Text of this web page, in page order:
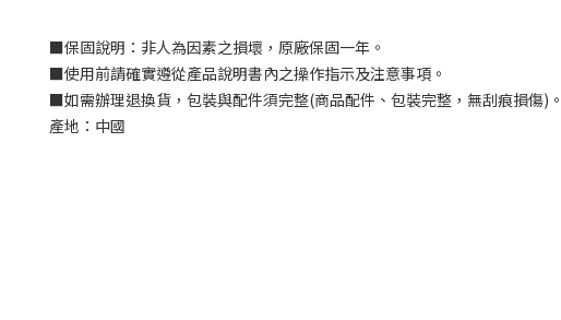
■保固說明：非人為因素之損壞，原廠保固一年。
■使用前請確實遵從產品說明書內之操作指示及注意事項。
■如需辦理退換貨，包裝與配件須完整(商品配件、包裝完整，無刮痕損傷) 。
產地：中國